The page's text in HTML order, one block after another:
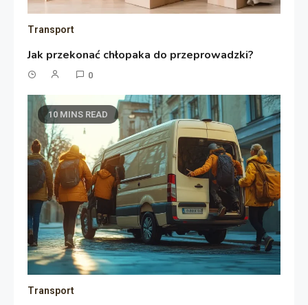
Transport
Jak przekonać chłopaka do przeprowadzki?
0
10 MINS READ
Transport